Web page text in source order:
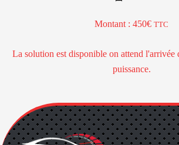
Montant : 450 TTC
La solution est disponible on attend l'arrivée
puissance.